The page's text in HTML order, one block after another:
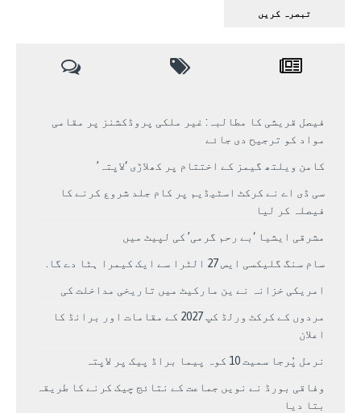
فیصل قریشی کا مطالبہ: غیر ملکی پروڈکشنز پر مقامی
مواد کو ترجیح دی جائے
کامن ویلتھ گیمز کے اختتام پر کھلاڑی ‘لاپتہ’
سی ڈی اے نے کرکٹ اسٹیڈیم پر کام جلد شروع کرنے کا
فیصلہ کر لیا
مشرقی ایشیا ‘بے رحم گرمی’ کی لپیٹ میں
سام سنگ گلیکسی ایس 27 الٹرا سے ایک کیمرا ہٹا دے گا.
امریکی خزانہ نے ین مارکیٹ میں تاریخی مداخلت کی
مردوں کے کرکٹ ورلڈ کپ 2027 کے مقامات اور برانڈ کا
اعلان
نرمل پُرجا سمیت 10 کوہ پیما براڈ پیک پر لاپتہ
وفاقی بورڈ نے نویں جماعت کے نتائج چیک کرنے کا طریقہ
بتا دیا